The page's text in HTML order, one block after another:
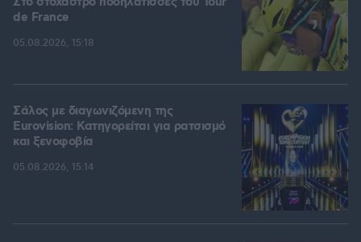
de France
05.08.2026, 15:18
Σάλος με διαγωνιζόμενη της
Eurovision: Κατηγορείται για ρατσισμό
και ξενοφοβία
05.08.2026, 15:14